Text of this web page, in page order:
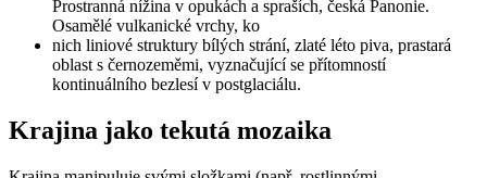
Prostranná nížina v opukách a spraších, česká Panonie.
Osamělé vulkanické vrchy, ko
nich liniové struktury bílých strání, zlaté léto piva, prastará
oblast s černozeměmi, vyznačující se přítomností
kontinuálního bezlesí v postglaciálu.
Krajina jako tekutá mozaika